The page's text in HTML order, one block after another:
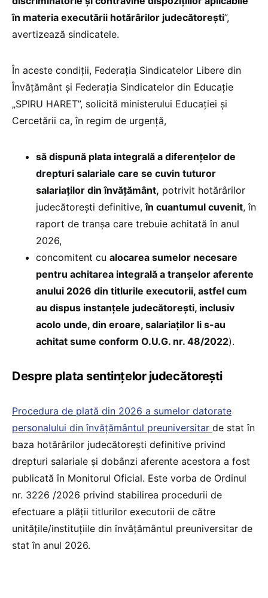
în materia executării hotărârilor judecătorești”,
avertizează sindicatele.
În aceste condiții, Federația Sindicatelor Libere din
Învățământ și Federația Sindicatelor din Educație
„SPIRU HARET”, solicită ministerului Educației și
Cercetării ca, în regim de urgență,
să dispună plata integrală a diferențelor de
drepturi salariale care se cuvin tuturor
salariaților din învățământ, potrivit hotărârilor
judecătorești definitive,în cuantumul cuvenit, în
raport de tranșa care trebuie achitată în anul
2026,
concomitent cu alocarea sumelor necesare
pentru achitarea integrală a tranșelor aferente
anului 2026 din titlurile executorii, astfel cum
au dispus instanțele judecătorești, inclusiv
acolo unde, din eroare, salariaților li s-au
achitat sume conform O.U.G. nr. 48/2022).
Despre plata sentințelor judecătorești
Procedura de plată din 2026 a sumelor datorate
personalului din învățământul preuniversitar de stat în
baza hotărârilor judecătorești definitive privind
drepturi salariale și dobânzi aferente acestora a fost
publicată în Monitorul Oficial. Este vorba de Ordinul
nr. 3226 /2026 privind stabilirea procedurii de
efectuare a plății titlurilor executorii de către
unitățile/instituțiile din învățământul preuniversitar de
stat în anul 2026.